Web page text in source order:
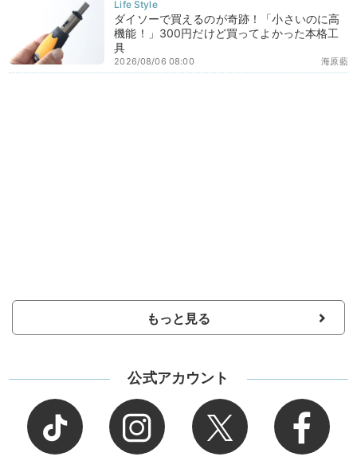
ダイソーで買えるのが奇跡！「小さいのに高
機能！」300円だけど買ってよかった本格工
具
海原藍
2026/08/06 08:00
もっと見る
公式アカウント